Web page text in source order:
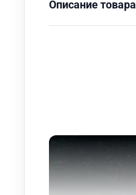
Описание товара